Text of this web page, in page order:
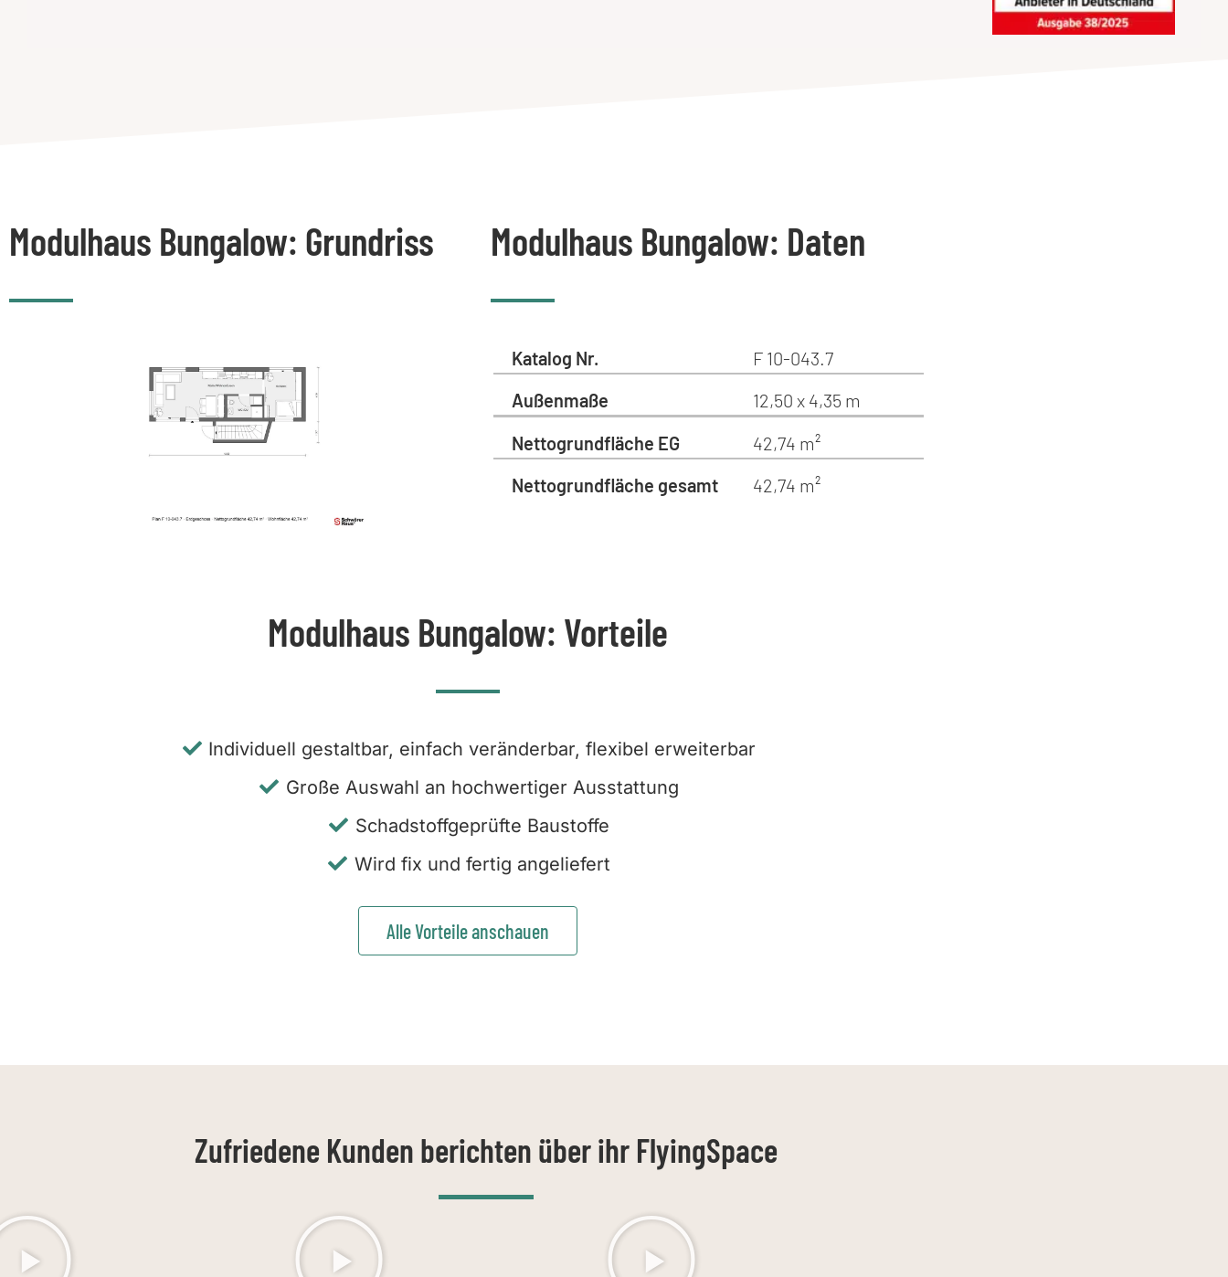
Modulhaus Bungalow: Grundriss Modulhaus Bungalow: Daten
Katalog Nr.
F 10-043.7
Außenmaße
12,50 x 4,35 m
Nettogrundfläche EG
42,74 m²
Nettogrundfläche gesamt
42,74 m²
Modulhaus Bungalow: Vorteile
Individuell gestaltbar, einfach veränderbar, flexibel erweiterbar
Große Auswahl an hochwertiger Ausstattung
Schadstoffgeprüfte Baustoffe
Wird fix und fertig angeliefert
Alle Vorteile anschauen
Zufriedene Kunden berichten über ihr FlyingSpace